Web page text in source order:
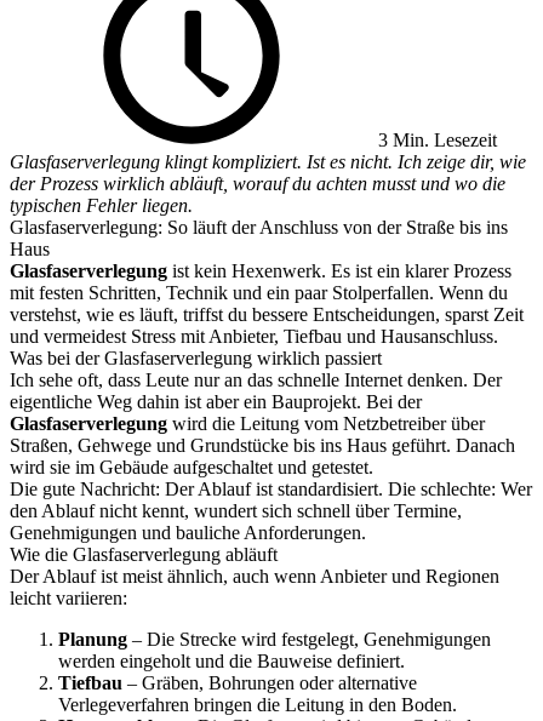
3 Min. Lesezeit
Glasfaserverlegung klingt kompliziert. Ist es nicht. Ich zeige dir, wie
der Prozess wirklich abläuft, worauf du achten musst und wo die
typischen Fehler liegen.
Glasfaserverlegung: So läuft der Anschluss von der Straße bis ins
Haus
Glasfaserverlegung ist kein Hexenwerk. Es ist ein klarer Prozess
mit festen Schritten, Technik und ein paar Stolperfallen. Wenn du
verstehst, wie es läuft, triffst du bessere Entscheidungen, sparst Zeit
und vermeidest Stress mit Anbieter, Tiefbau und Hausanschluss.
Was bei der Glasfaserverlegung wirklich passiert
Ich sehe oft, dass Leute nur an das schnelle Internet denken. Der
eigentliche Weg dahin ist aber ein Bauprojekt. Bei der
Glasfaserverlegung wird die Leitung vom Netzbetreiber über
Straßen, Gehwege und Grundstücke bis ins Haus geführt. Danach
wird sie im Gebäude aufgeschaltet und getestet.
Die gute Nachricht: Der Ablauf ist standardisiert. Die schlechte: Wer
den Ablauf nicht kennt, wundert sich schnell über Termine,
Genehmigungen und bauliche Anforderungen.
Wie die Glasfaserverlegung abläuft
Der Ablauf ist meist ähnlich, auch wenn Anbieter und Regionen
leicht variieren:
Planung – Die Strecke wird festgelegt, Genehmigungen
werden eingeholt und die Bauweise definiert.
Tiefbau – Gräben, Bohrungen oder alternative
Verlegeverfahren bringen die Leitung in den Boden.